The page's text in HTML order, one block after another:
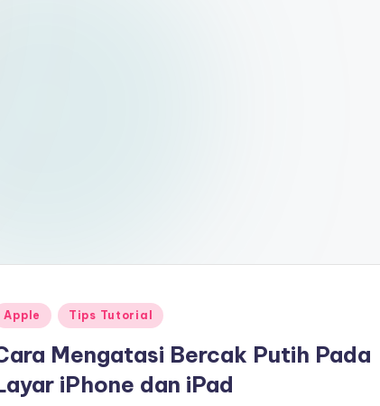
Apple Tips Tutorial
Mengatasi Bercak Putih Pada
iPhone dan iPad